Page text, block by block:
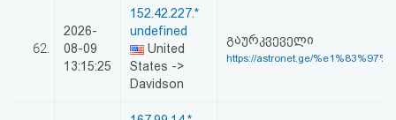
62.
2026-
08-09
13:15:25
152.42.227.*
undefined
United
States ->
Davidson
გაურკვეველი
https://astronet.ge/